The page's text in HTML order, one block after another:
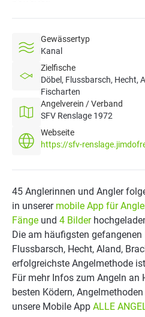
Gewässertyp
Kanal
Zielfische
Döbel, Flussbarsch, Hecht,
Fischarten
Angelverein / Verband
SFV Renslage 1972
Webseite
https://sfv-
45 Anglerinnen und Angler
in unserer mobile App für
Fänge und 4 Bilder
Die am häufigsten gefangenen
Flussbarsch, Hecht, Aland,
erfolgreichste Angelmethode
Für mehr Infos zum Angeln an
besten Ködern,
unsere Mobile App ALLE